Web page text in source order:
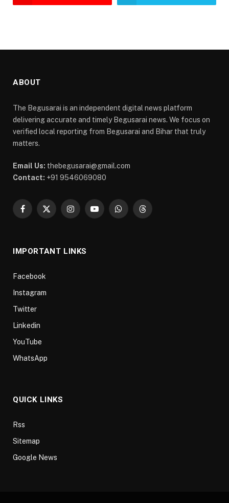
ABOUT
The Begusarai is an independent digital news platform
delivering accurate and timely Begusarai news. We focus on
verified local reporting from Begusarai and Bihar that truly
matters.
Email Us: thebegusarai@gmail.com
Contact: +91 9546069080
Facebook
X
InstagramYouTubeWhatsAppThreads
IMPORTANT LINKS
Facebook
Instagram
Twitter
Linkedin
YouTube
WhatsApp
QUICK LINKS
Rss
Sitemap
Google News